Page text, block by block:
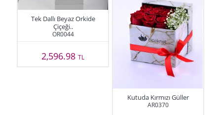
Tek Dallı Beyaz Orkide
Çiçeği..
OR0044
2,596.98TL
Kutuda Kırmızı Güller
AR0370